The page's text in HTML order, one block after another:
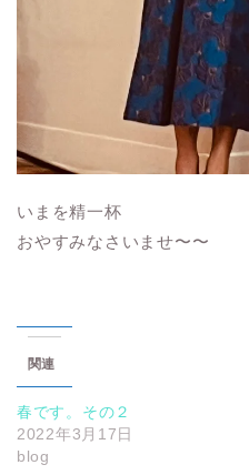
いまを精一杯
おやすみなさいませ〜〜
関連
春です。その２
2022年3月17日
blog